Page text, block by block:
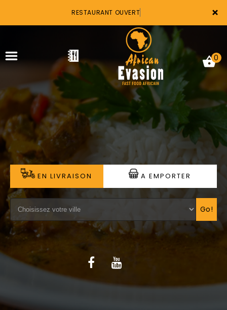
×
RESTAURANT OUVERT
ACCUEIL
LA CARTE
VOTRE COMPTE
NOTRE RESTAURANT
VOS AVIS
MENTIONS LÉGALES
0
EN LIVRAISON A EMPORTER
Go!